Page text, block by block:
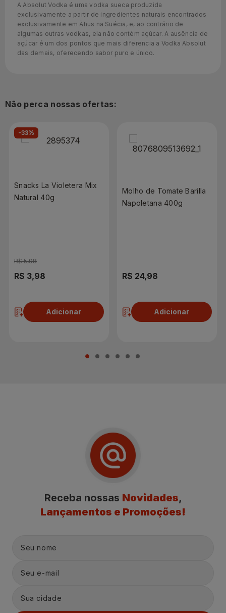
A Absolut Vodka é uma vodka sueca produzida
exclusivamente a partir de ingredientes naturais encontrados
exclusivamente em Ähus na Suécia, e, ao contrário de
algumas outras vodkas, ela não contém açúcar. A ausência de
açúcar é um dos pontos que mais diferencia a Vodka Absolut
das demais, oferecendo sabor puro e único.
Não perca nossas ofertas:
-33%
Snacks La Violetera Mix
Natural 40g
R$ 5,98
R$ 3,98
Adicionar
Molho de Tomate Barilla
Napoletana 400g
R$ 24,98
Adicionar
Receba nossas Novidades,
Lançamentos e Promoções!